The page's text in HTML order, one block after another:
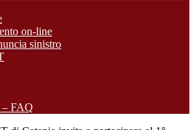
on-line
sinistro
– FAQ